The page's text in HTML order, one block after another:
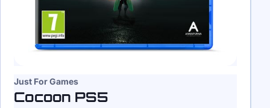
Just For Games
Cocoon PS5